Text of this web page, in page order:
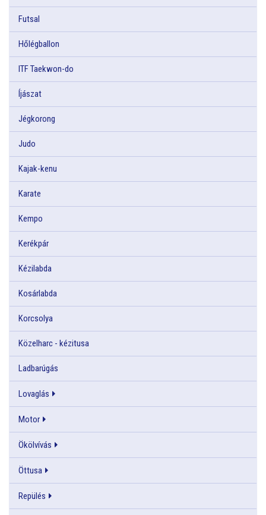
Futsal
Hőlégballon
ITF Taekwon-do
Íjászat
Jégkorong
Judo
Kajak-kenu
Karate
Kempo
Kerékpár
Kézilabda
Kosárlabda
Korcsolya
Közelharc - kézitusa
Ladbarúgás
Lovaglás
Motor
Ökölvívás
Öttusa
Repülés